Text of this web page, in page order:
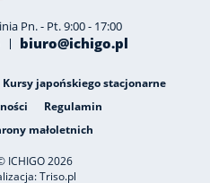
Pn. - Pt. 9:00 - 17:00
biuro@ichigo.pl
Kursy japońskiego stacjonarne
Regulamin
małoletnich
ICHIGO 2026
Triso.pl